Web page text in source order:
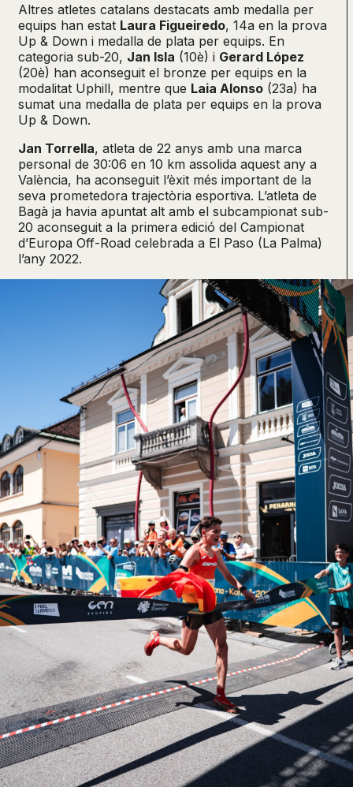
Altres atletes catalans destacats amb medalla per
equips han estat Laura Figueiredo, 14a en la prova
Up & Down i medalla de plata per equips. En
categoria sub-20, Jan Isla (10è) i Gerard López
(20è) han aconseguit el bronze per equips en la
modalitat Uphill, mentre que Laia Alonso (23a) ha
sumat una medalla de plata per equips en la prova
Up & Down.
Jan Torrella, atleta de 22 anys amb una marca
personal de 30:06 en 10 km assolida aquest any a
València, ha aconseguit l’èxit més important de la
seva prometedora trajectòria esportiva. L’atleta de
Bagà ja havia apuntat alt amb el subcampionat sub-
20 aconseguit a la primera edició del Campionat
d’Europa Off-Road celebrada a El Paso (La Palma)
l’any 2022.